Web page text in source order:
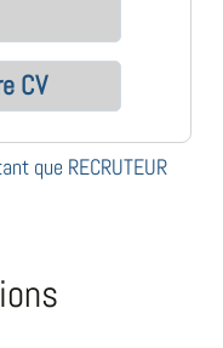
CV
que RECRUTEUR